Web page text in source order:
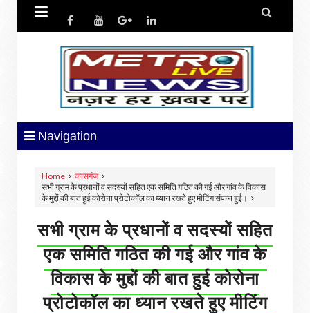
 
Navigation
Home
कासगंज
सभी ग्राम के प्रधानों व सदस्यों सहित एक समिति गठित की गई और गांव के विकास
के मुद्दों की बात हुई कोरोना प्रोटोकॉल का ध्यान रखते हुए मीटिंग संपन्न हुई।
सभी ग्राम के प्रधानों व सदस्यों सहित
एक समिति गठित की गई और गांव के
विकास के मुद्दों की बात हुई कोरोना
प्रोटोकॉल का ध्यान रखते हुए मीटिंग